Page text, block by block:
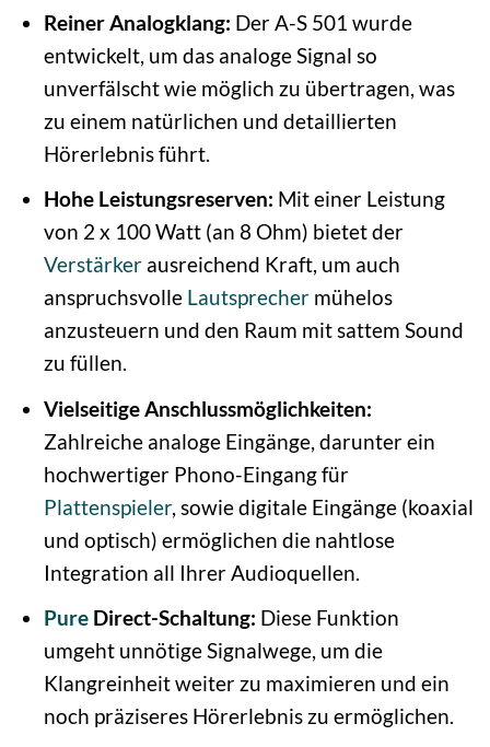
Reiner Analogklang: Der A-S 501 wurde
entwickelt, um das analoge Signal so
unverfälscht wie möglich zu übertragen, was
zu einem natürlichen und detaillierten
Hörerlebnis führt.
Hohe Leistungsreserven: Mit einer Leistung
von 2 x 100 Watt (an 8 Ohm) bietet der
Verstärkerausreichend Kraft, um auch
anspruchsvolle Lautsprechermühelos
anzusteuern und den Raum mit sattem Sound
zu füllen.
Vielseitige Anschlussmöglichkeiten:
Zahlreiche analoge Eingänge, darunter ein
hochwertiger Phono-Eingang für
Plattenspieler, sowie digitale Eingänge (koaxial
und optisch) ermöglichen die nahtlose
Integration all Ihrer Audioquellen.
PureDirect-Schaltung: Diese Funktion
umgeht unnötige Signalwege, um die
Klangreinheit weiter zu maximieren und ein
noch präziseres Hörerlebnis zu ermöglichen.